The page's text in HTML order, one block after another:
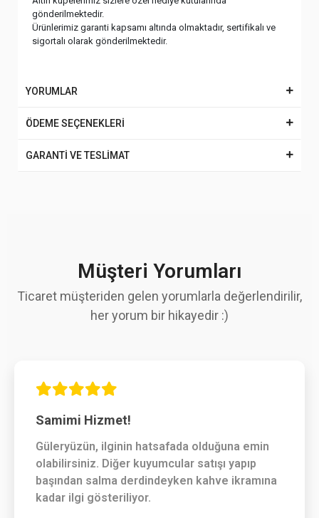
Altın küpelerimiz sizlere özel hediye kutularında
gönderilmektedir.
Ürünlerimiz garanti kapsamı altında olmaktadır, sertifikalı ve
sigortalı olarak gönderilmektedir.
YORUMLAR
ÖDEME SEÇENEKLERİ
GARANTİ VE TESLİMAT
Müşteri Yorumları
Ticaret müşteriden gelen yorumlarla değerlendirilir,
her yorum bir hikayedir :)
Samimi Hizmet!
Güleryüzün, ilginin hatsafada olduğuna emin
olabilirsiniz. Diğer kuyumcular satışı yapıp
başından salma derdindeyken kahve ikramına
kadar ilgi gösteriliyor.